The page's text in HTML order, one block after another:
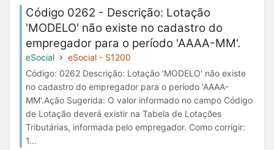
Código 0262 - Descrição: Lotação
'MODELO' não existe no cadastro do
empregador para o período 'AAAA-MM'.
eSocial
eSocial - S1200
Código: 0262 Descrição: Lotação 'MODELO' não existe
no cadastro do empregador para o período 'AAAA-
MM'.Ação Sugerida: O valor informado no campo Código
de Lotação deverá existir na Tabela de Lotações
Tributárias, informada pelo empregador. Como corrigir:
1...